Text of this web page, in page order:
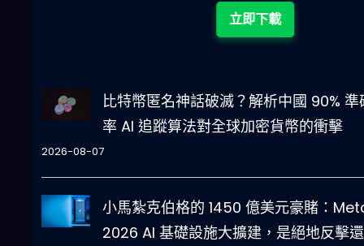
立即下載
比特幣匿名神話破滅？解析中國 90% 準
率 AI 追蹤算法對全球加密貨幣的衝擊
2026-08-07
小馬紮克伯格的 1450 億美元豪賭：
2026 AI 基礎設施大擴建，是絕地反擊